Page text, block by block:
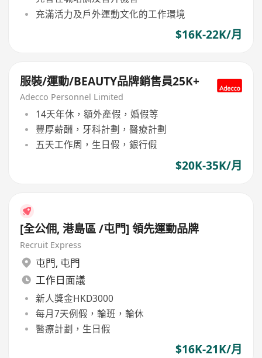
充滿活力及戶外運動文化的工作環境
$16K-22K/月
服裝/運動/BEAUTY品牌銷售員25K+
Adecco Personnel Limited
14天年休，額外產假，婚假等
豐厚薪酬，牙科計劃，醫療計劃
五天工作周，生日假，銀行假
$20K-35K/月
[全公佣, 港島區 /屯門] 領先運動品牌
Recruit Express
屯門, 屯門
工作日面議
新人獎金HKD3000
每月7天例假，輪班，輪休
醫療計劃，生日假
$16K-21K/月